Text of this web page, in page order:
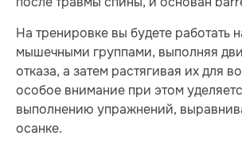
На тренировке вы будете работать
мышечными группами, выполняя
отказа, а затем растягивая их для
особое внимание при этом
выполнению упражнений,
осанке.